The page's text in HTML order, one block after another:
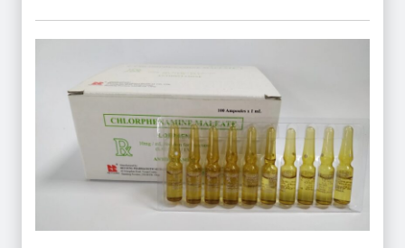
آمپولکلرفنیرامین (chlorpheniramine)